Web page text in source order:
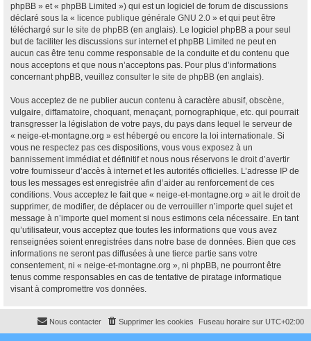
phpBB » et « phpBB Limited ») qui est un logiciel de forum de discussions
déclaré sous la « licence publique générale GNU 2.0 » et qui peut être
téléchargé sur le site de phpBB (en anglais). Le logiciel phpBB a pour seul
but de faciliter les discussions sur internet et phpBB Limited ne peut en
aucun cas être tenu comme responsable de la conduite et du contenu que
nous acceptons et que nous n’acceptons pas. Pour plus d’informations
concernant phpBB, veuillez consulter le site de phpBB (en anglais).
Vous acceptez de ne publier aucun contenu à caractère abusif, obscène,
vulgaire, diffamatoire, choquant, menaçant, pornographique, etc. qui pourrait
transgresser la législation de votre pays, du pays dans lequel le serveur de
« neige-et-montagne.org » est hébergé ou encore la loi internationale. Si
vous ne respectez pas ces dispositions, vous vous exposez à un
bannissement immédiat et définitif et nous nous réservons le droit d’avertir
votre fournisseur d’accès à internet et les autorités officielles. L’adresse IP de
tous les messages est enregistrée afin d’aider au renforcement de ces
conditions. Vous acceptez le fait que « neige-et-montagne.org » ait le droit de
supprimer, de modifier, de déplacer ou de verrouiller n’importe quel sujet et
message à n’importe quel moment si nous estimons cela nécessaire. En tant
qu’utilisateur, vous acceptez que toutes les informations que vous avez
renseignées soient enregistrées dans notre base de données. Bien que ces
informations ne seront pas diffusées à une tierce partie sans votre
consentement, ni « neige-et-montagne.org », ni phpBB, ne pourront être
tenus comme responsables en cas de tentative de piratage informatique
visant à compromettre vos données.
Fuseau horaire sur UTC+02:00
Supprimer les cookies
Nous contacter